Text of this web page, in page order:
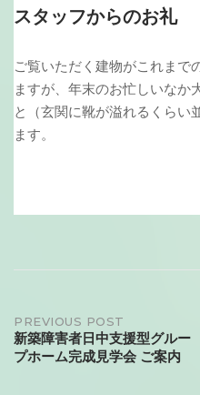
スタッフからのお礼
ご覧いただく建物がこれまで
ますが、年末のお忙しいなか
と（玄関に靴が溢れるくらい
ます。
Post
navigation
PREVIOUS POST
新築障害者日中支援型グルー
プホーム完成見学会 ご案内